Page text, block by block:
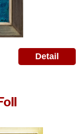
Detail